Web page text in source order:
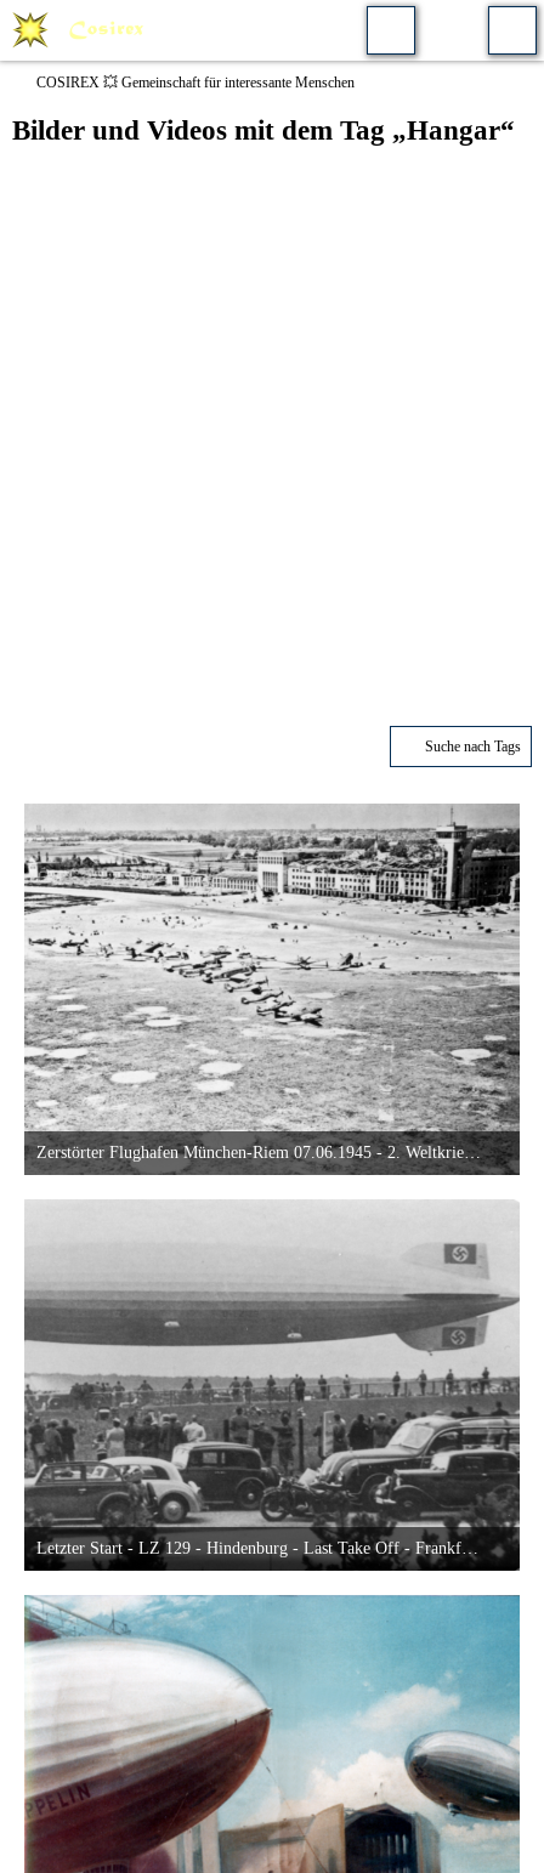
COSIREX 💥 Gemeinschaft für interessante Menschen
Bilder und Videos mit dem Tag „Hangar“
Suche nach Tags
Zerstörter Flughafen München-Riem 07.06.1945 - 2. Weltkrieg - Destroyed Airport Munich-Riem - World War 2
12. Mai 2016 um 01:45
Letzter Start - LZ 129 - Hindenburg - Last Take Off - Frankfurt am Main 1937 - Autobahn A5
29. Dezember 2015 um 00:47